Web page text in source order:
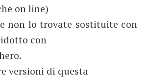
on line)
non lo trovate sostituite con
con
versioni di questa